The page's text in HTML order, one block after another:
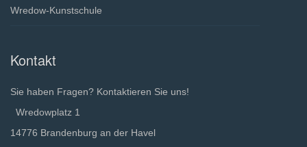
Wredow-Kunstschule
Kontakt
Sie haben Fragen? Kontaktieren Sie uns!
Wredowplatz 1
14776 Brandenburg an der Havel